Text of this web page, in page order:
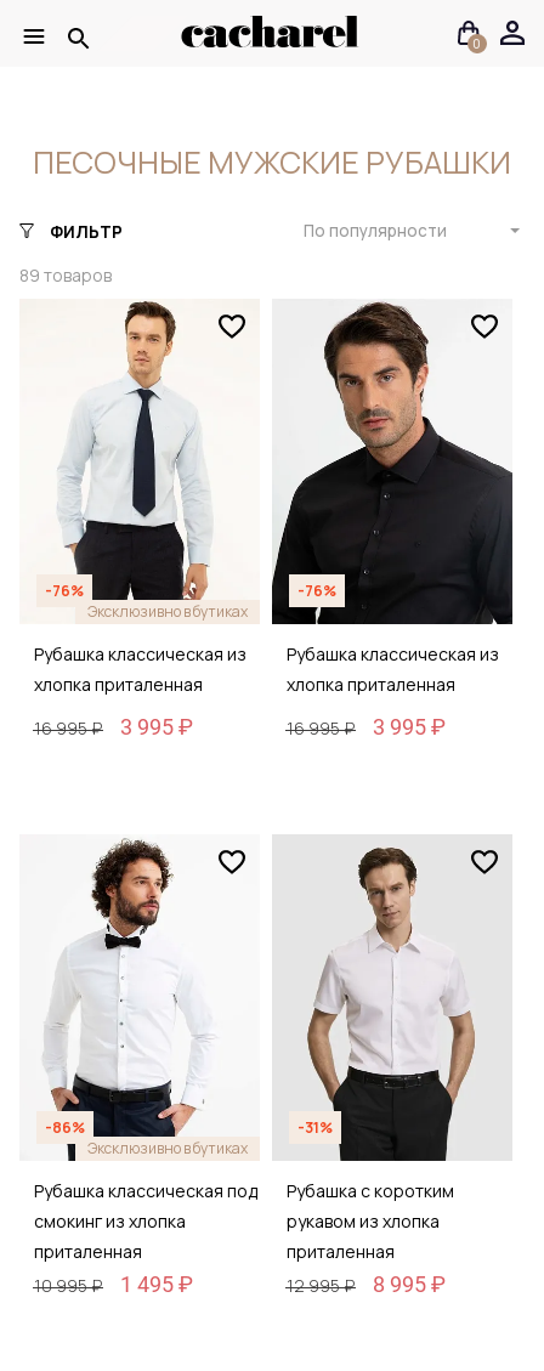
0
ПЕСОЧНЫЕ МУЖСКИЕ РУБАШКИ
ФИЛЬТР
89 товаров
По популярности
-76%
Эксклюзивно в бутиках
Рубашка классическая из
хлопка приталенная
16 995 ₽
3 995 ₽
-76%
Рубашка классическая из
хлопка приталенная
16 995 ₽
3 995 ₽
-86%
Эксклюзивно в бутиках
Рубашка классическая под
смокинг из хлопка
приталенная
10 995 ₽
1 495 ₽
-31%
Рубашка с коротким
рукавом из хлопка
приталенная
12 995 ₽
8 995 ₽